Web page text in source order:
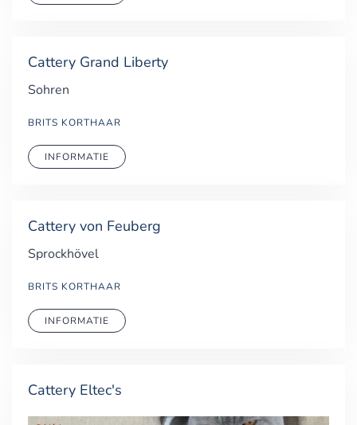
Cattery Grand Liberty
Sohren
BRITS KORTHAAR
INFORMATIE
Cattery von Feuberg
Sprockhövel
BRITS KORTHAAR
INFORMATIE
Cattery Eltec's